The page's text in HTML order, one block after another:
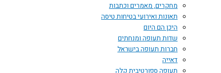
מחקרים, מאמרים וכתבות
תאונות ואירועי בטיחות טיסה
היכן הם היום
שדות תעופה ומנחתים
חברות תעופה בישראל
דאייה